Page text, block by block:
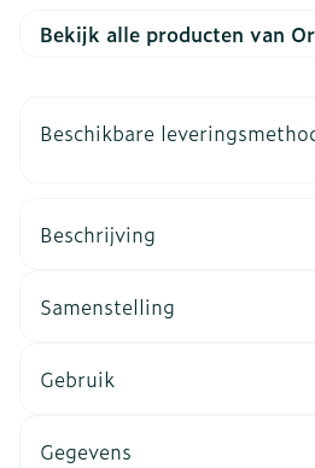
Bekijk alle producten van
Beschikbare
Beschrijving
Samenstelling
Gebruik
Gegevens